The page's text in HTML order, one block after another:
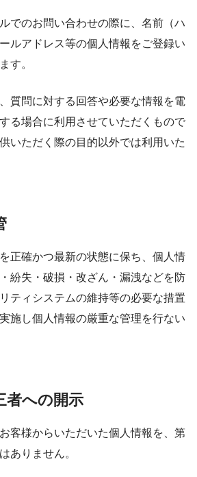
でのお問い合わせの際に、名前（ハ
ルアドレス等の個人情報をご登録い
す。
質問に対する回答や必要な情報を電
る場合に利用させていただくもので
いただく際の目的以外では利用いた
正確かつ最新の状態に保ち、個人情
紛失・破損・改ざん・漏洩などを防
ティシステムの維持等の必要な措置
施し個人情報の厳重な管理を行ない
者への開示
客様からいただいた個人情報を、第
ありません。